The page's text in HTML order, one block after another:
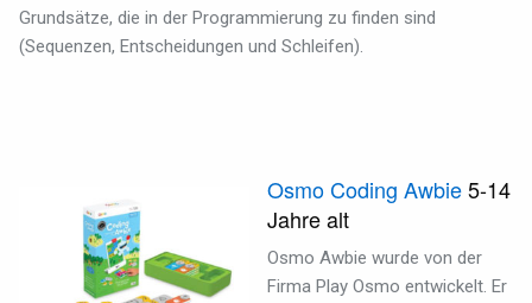
Grundsätze, die in der Programmierung zu finden sind
(Sequenzen, Entscheidungen und Schleifen).
Osmo Coding Awbie5-14
Jahre alt
Osmo Awbie wurde von der
Firma Play Osmo entwickelt. Er